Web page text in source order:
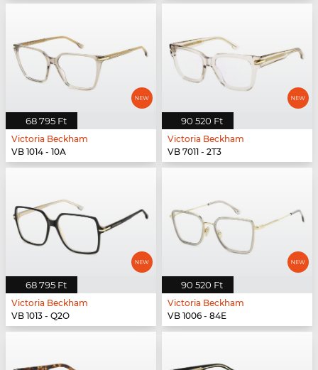
68 795 Ft
Victoria Beckham
VB 1014 - 10A
90 520 Ft
Victoria Beckham
VB 7011 - 2T3
68 795 Ft
Victoria Beckham
VB 1013 - Q2O
90 520 Ft
Victoria Beckham
VB 1006 - 84E